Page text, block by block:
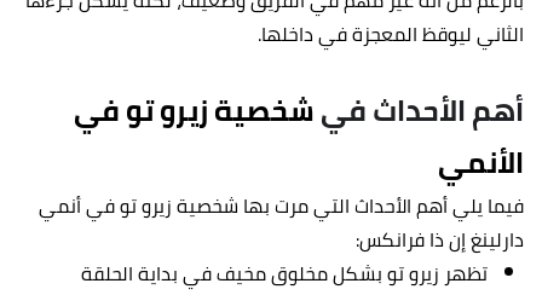
الثاني ليوقظ المعجزة في داخلها.
أهم الأحداث فيشخصية زيرو تو في
الأنمي
فيما يلي أهم الأحداث التي مرت بها شخصية زيرو تو في أنمي
دارلينغ إن ذا فرانكس:
تظهر زيرو تو بشكل مخلوق مخيف في بداية الحلقة